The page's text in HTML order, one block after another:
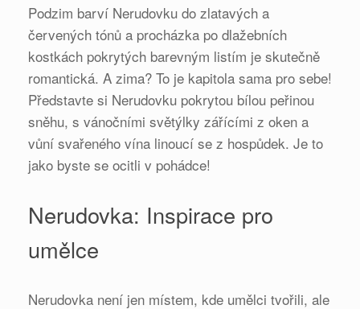
Podzim barví Nerudovku do zlatavých a
červených tónů a procházka po dlažebních
kostkách pokrytých barevným listím je skutečně
romantická. A zima? To je kapitola sama pro sebe!
Představte si Nerudovku pokrytou bílou peřinou
sněhu, s vánočními světýlky zářícími z oken a
vůní svařeného vína linoucí se z hospůdek. Je to
jako byste se ocitli v pohádce!
Nerudovka: Inspirace pro
umělce
Nerudovka není jen místem, kde umělci tvořili, ale